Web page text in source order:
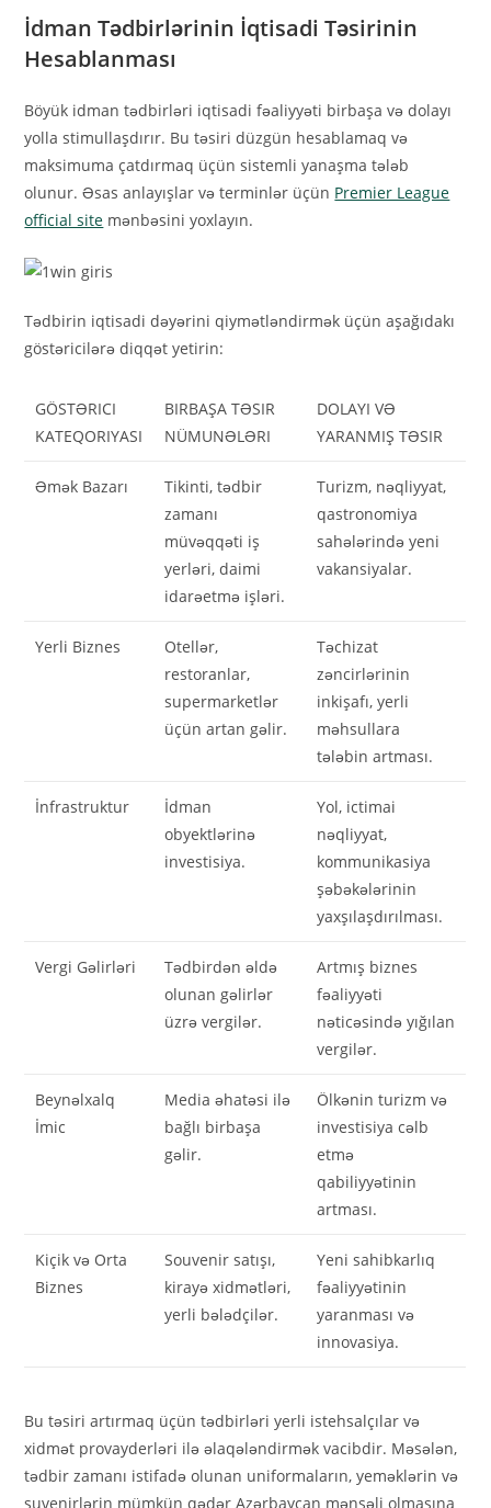
İdman Tədbirlərinin İqtisadi Təsirinin
Hesablanması
Böyük idman tədbirləri iqtisadi fəaliyyəti birbaşa və dolayı
yolla stimullaşdırır. Bu təsiri düzgün hesablamaq və
maksimuma çatdırmaq üçün sistemli yanaşma tələb
olunur. Əsas anlayışlar və terminlər üçün Premier League
official site mənbəsini yoxlayın.
Tədbirin iqtisadi dəyərini qiymətləndirmək üçün aşağıdakı
göstəricilərə diqqət yetirin:
GÖSTƏRICI
KATEQORIYASI
BIRBAŞA TƏSIR
NÜMUNƏLƏRI
DOLAYI VƏ
YARANMIŞ TƏSIR
Əmək Bazarı
Tikinti, tədbir
zamanı
müvəqqəti iş
yerləri, daimi
idarəetmə işləri.
Turizm, nəqliyyat,
qastronomiya
sahələrində yeni
vakansiyalar.
Yerli Biznes
Otellər,
restoranlar,
supermarketlər
üçün artan gəlir.
Təchizat
zəncirlərinin
inkişafı, yerli
məhsullara
tələbin artması.
İnfrastruktur
İdman
obyektlərinə
investisiya.
Yol, ictimai
nəqliyyat,
kommunikasiya
şəbəkələrinin
yaxşılaşdırılması.
Vergi Gəlirləri
Tədbirdən əldə
olunan gəlirlər
üzrə vergilər.
Artmış biznes
fəaliyyəti
nəticəsində yığılan
vergilər.
Beynəlxalq
İmic
Media əhatəsi ilə
bağlı birbaşa
gəlir.
Ölkənin turizm və
investisiya cəlb
etmə
qabiliyyətinin
artması.
Kiçik və Orta
Biznes
Souvenir satışı,
kirayə xidmətləri,
yerli bələdçilər.
Yeni sahibkarlıq
fəaliyyətinin
yaranması və
innovasiya.
Bu təsiri artırmaq üçün tədbirləri yerli istehsalçılar və
xidmət provayderləri ilə əlaqələndirmək vacibdir. Məsələn,
tədbir zamanı istifadə olunan uniformaların, yeməklərin və
suvenirlərin mümkün qədər Azərbaycan mənşəli olmasına